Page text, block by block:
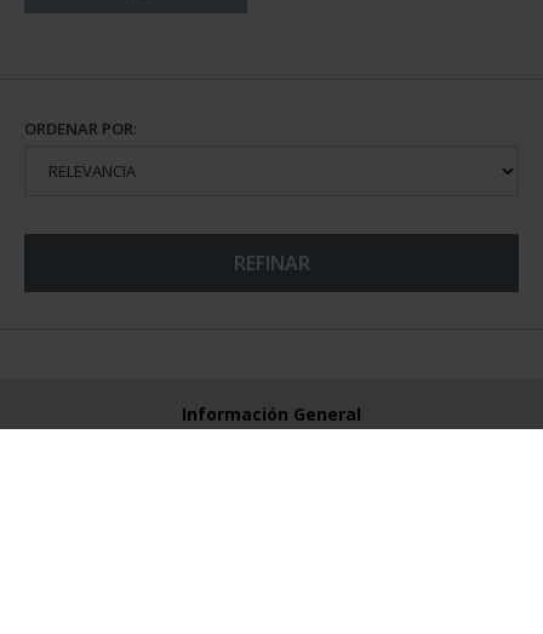
ORDENAR POR:
REFINAR
Información General